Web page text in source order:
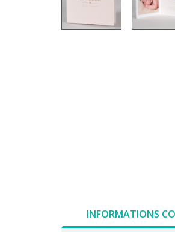
INFORMATIONS